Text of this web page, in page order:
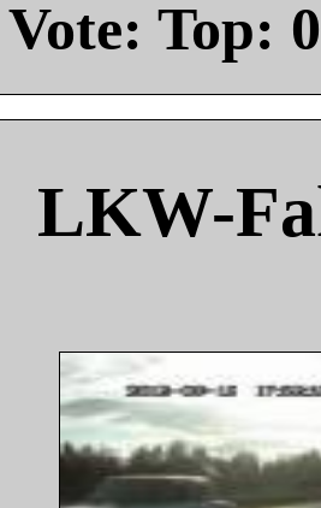
Vote: Top: 0
LKW-